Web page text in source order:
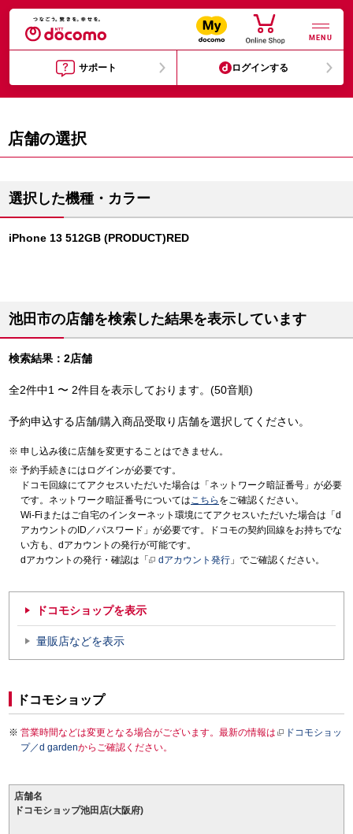
MENU
サポート ログインする
店舗の選択
選択した機種・カラー
iPhone 13 512GB (PRODUCT)RED
池田市の店舗を検索した結果を表示しています
検索結果：2店舗
全2件中1 〜 2件目を表示しております。(50音順)
予約申込する店舗/購入商品受取り店舗を選択してください。
申し込み後に店舗を変更することはできません。
予約手続きにはログインが必要です。
ドコモ回線にてアクセスいただいた場合は「ネットワーク暗証番号」が必要
です。ネットワーク暗証番号についてはこちら をご確認ください。
Wi-Fiまたはご自宅のインターネット環境にてアクセスいただいた場合は「d
アカウントのID／パスワード」が必要です。ドコモの契約回線をお持ちでな
い方も、dアカウントの発行が可能です。
dアカウントの発行・確認は「
dアカウント発行 」でご確認ください。
ドコモショップを表示
量販店などを表示
ドコモショップ
営業時間などは変更となる場合がございます。最新の情報は
ドコモショッ
プ／d gardenからご確認ください。
店舗名
ドコモショップ池田店(大阪府)